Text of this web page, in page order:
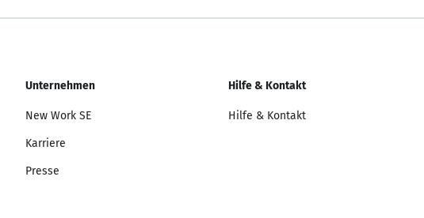
Unternehmen
New Work SE
Karriere
Presse
Hilfe & Kontakt
Hilfe & Kontakt